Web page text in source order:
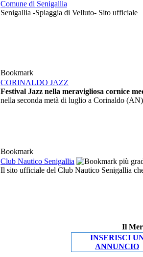
Comune di Senigallia
Senigallia -Spiaggia di Velluto- Sito ufficiale
Bookmark
CORINALDO JAZZ
Festival Jazz nella meravigliosa cornice
nella seconda metà di luglio a Corinaldo (AN)
Bookmark
Club Nautico Senigallia
Il sito ufficiale del Club Nautico Senigallia
Il
INSERISCI
ANNUNCIO